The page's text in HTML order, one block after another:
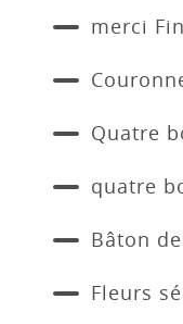
merci
Quatre
quatre
Bâton
Fleurs